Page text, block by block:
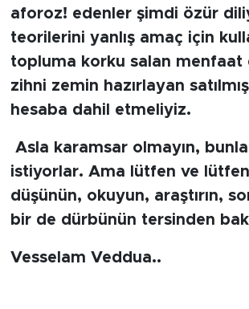
aforoz! edenler şimdi özür
teorilerini yanlış amaç için
topluma korku salan menfaat
zihni zemin hazırlayan
hesaba dahil etmeliyiz.
Asla karamsar olmayın,
istiyorlar. Ama lütfen ve lütfen
düşünün, okuyun, araştırın,
bir de dürbünün tersinden
Vesselam Veddua..